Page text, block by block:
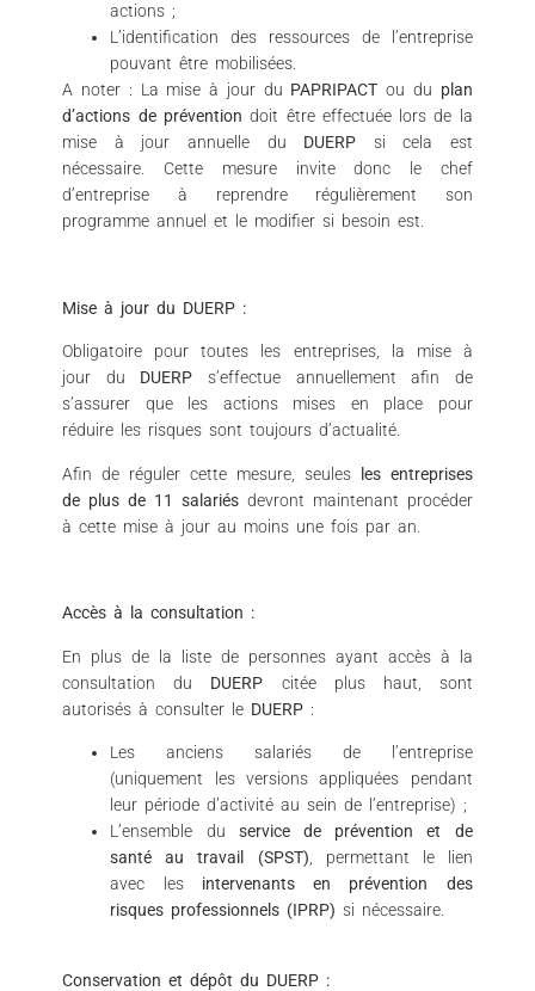
actions ;
L’identification des ressources de l’entreprise
pouvant être mobilisées.
A noter : La mise à jour du PAPRIPACTou du plan
d’actions de prévention doit être effectuée lors de la
mise à jour annuelle du DUERP si cela est
nécessaire. Cette mesure invite donc le chef
d’entreprise à reprendre régulièrement son
programme annuel et le modifier si besoin est.
Mise à jour du DUERP :
Obligatoire pour toutes les entreprises, la mise à
jour du DUERPs’effectue annuellement afin de
s’assurer que les actions mises en place pour
réduire les risques sont toujours d’actualité.
Afin de réguler cette mesure, seules les entreprises
de plus de 11 salariésdevront maintenant procéder
à cette mise à jour au moins une fois par an.
Accès à la consultation :
En plus de la liste de personnes ayant accès à la
consultation du DUERP citée plus haut, sont
autorisés à consulter le DUERP :
Les anciens salariés de l’entreprise
(uniquement les versions appliquées pendant
leur période d’activité au sein de l’entreprise) ;
L’ensemble du service de prévention et de
santé au travail (SPST) , permettant le lien
avec les intervenants en prévention des
risques professionnels (IPRP) si nécessaire.
Conservation et dépôt du DUERP :